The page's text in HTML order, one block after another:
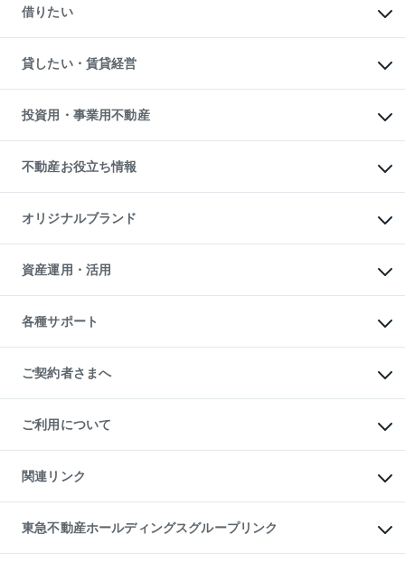
中古一戸建ての購入
不動産購入の流れ
注目キーワード物件特集
購入ガイド
English 繁体中文簡体中文
一戸建ての売却・査定
土地の売却・査定
スピードAI査定
不動産査定について
不動産売却の流れ
不動産買換えの流れ
売却ガイド
借りたい
オフィス・店舗の賃貸
借りるときの流れ
借りるガイド
貸したい・賃貸経営
マンション賃料データ
賃貸管理プラン
リロケーションについて
貸すガイド
投資用・事業用不動産
事業用不動産
マンション投資
投資用マンション
アパート経営
収益物件
ビル購入（ビル一棟）
投資用不動産の売却査定
事業用不動産の売却査定
不動産お役立ち情報
マンションライブラリー
人気マンションランキング
暮らしに役立つ不動産メディア
不動産相場・不動産価格情報
不動産コラム・ニュース
不動産用語集
不動産なんでもネット相談室
住まいの税金
オリジナルブランド
一棟リノベーションマンション
L`GENTE（ルジェンテ）
区分リノベーションマンション
投資用一棟レジデンスWELL
不動産小口投資
LEGACIA（レガシア）
資産運用・活用
不動産M&A
アセットマネジメント・出資
各種サポート
相続サポート
リフォームサポート
ご契約者さまへ
ご紹介・再契約特典
入居者様専用-各種ご案内（賃貸）
東急こすもす会「こすもすWeb」
ご利用について
金融商品取引について
東急リバブル ソーシャルメディアポリシー
ご意見・お問い合わせ（金融商品取引専用の相談・お問い合わせ窓口）
ダイレクトメール（郵送物）・Eメールなどの送付停止について
関連リンク
これからご結婚される方に東急百貨店のブライダルクラブ
人材サービスのご用命は 東急リバブルスタッフ株式会社まで
東北の逸品を贈ります 東北すぐれものセレクション
東急不動産ホールディングスグループリンク